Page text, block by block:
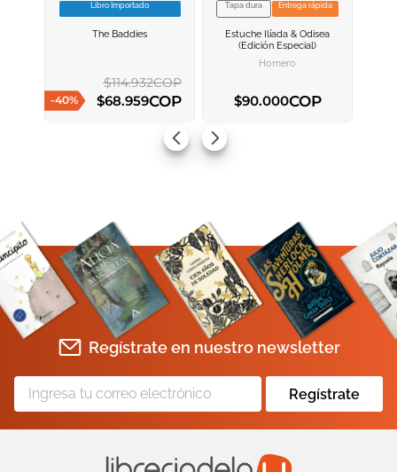
VER INFORMACION
Libro Importado
The Baddies
-40%
$114.932COP
$68.959COP
VER INFORMACION
AGREGAR AL
Tapa dura Entrega rápida
Estuche Ilíada & Odisea
(edición Especial)
Homero
$90.000COP
Regístrate en nuestro newsletter
Regístrate